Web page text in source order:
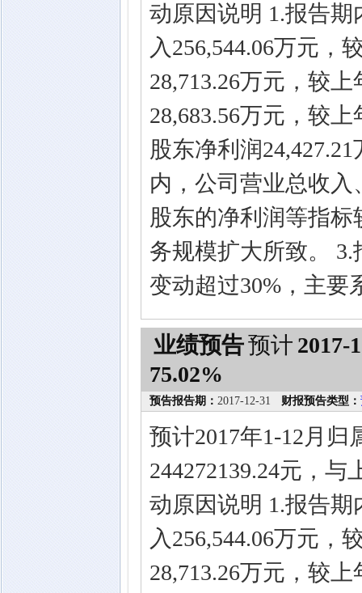
动原因说明 1.报告
入256,544.06万元，
28,713.26万元，较
28,683.56万元，较
股东净利润
内，公司营业总收
股东的净利润等指
务规模扩大所致。
变动超过30%，主要
业绩预告预计 2017-
75.02%
预告报告期： 2017-12-31 财报预告类型：
预计2017年1-12月
244272139.24元，
动原因说明 1.报告
入256,544.06万元，
28,713.26万元，较